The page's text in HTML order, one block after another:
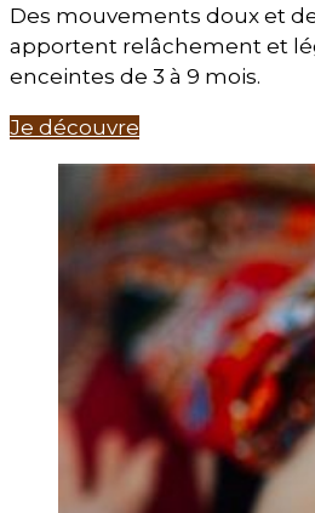
Des mouvements doux et
apportent relâchement et
enceintes de 3 à 9 mois.
Je découvre